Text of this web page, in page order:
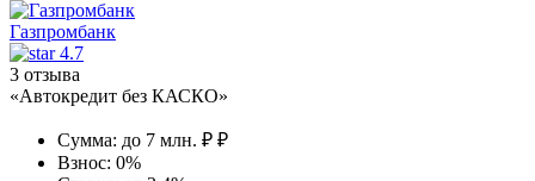
Газпромбанк
4.7
3 отзыва
«Автокредит без КАСКО»
Сумма: до 7 млн. ₽ ₽
Взнос: 0%